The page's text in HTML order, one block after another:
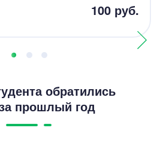
100 руб.
обратились
прошлый год